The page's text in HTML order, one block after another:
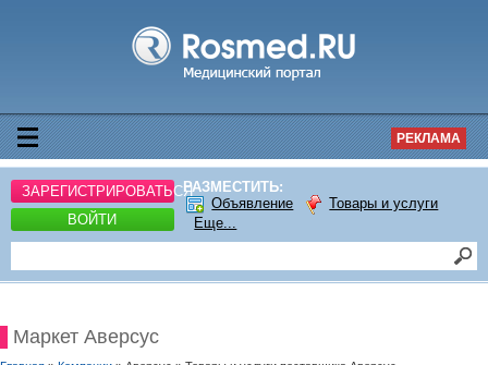
РЕКЛАМА
ЗАРЕГИСТРИРОВАТЬСЯ
ВОЙТИ
РАЗМЕСТИТЬ:
Объявление
Товары и услуги
Еще...
Маркет Аверсус